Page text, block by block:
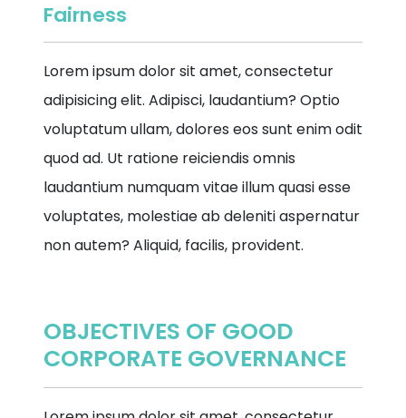
Fairness
Lorem ipsum dolor sit amet, consectetur
adipisicing elit. Adipisci, laudantium? Optio
voluptatum ullam, dolores eos sunt enim odit
quod ad. Ut ratione reiciendis omnis
laudantium numquam vitae illum quasi esse
voluptates, molestiae ab deleniti aspernatur
non autem? Aliquid, facilis, provident.
OBJECTIVES OF GOOD
CORPORATE GOVERNANCE